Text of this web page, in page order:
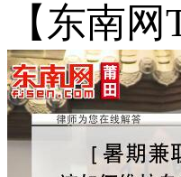
【东南